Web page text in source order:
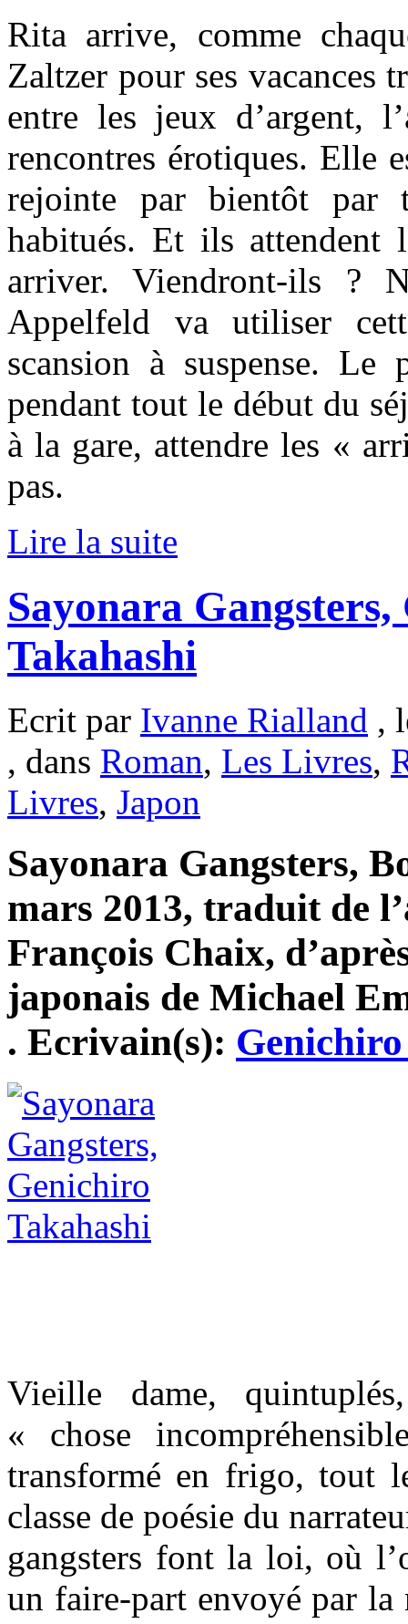
Rita arrive, comme
Zaltzer pour ses vacances
entre les jeux d’argent,
rencontres érotiques. Elle
rejointe par bientôt par
habitués. Et ils attendent
arriver. Viendront-ils ?
Appelfeld va utiliser
scansion à suspense. Le
pendant tout le début du
à la gare, attendre les «
pas.
Lire la suite
Sayonara
Takahashi
Ecrit par Ivanne Rialland ,
, dans Roman, Les Livres,
Livres, Japon
Sayonara Gangsters,
mars 2013, traduit de
François Chaix,
japonais de Michael
. Ecrivain(s):
Vieille dame,
« chose
transformé en frigo, tout
classe de poésie du
gangsters font la loi, où
un faire-part envoyé par